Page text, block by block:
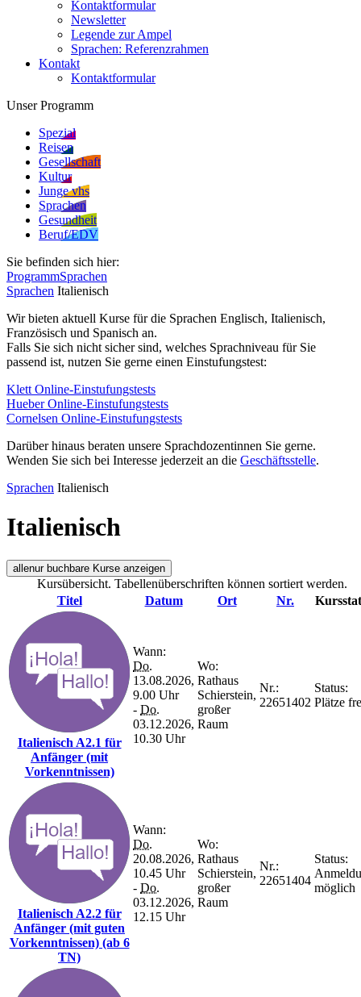
Kontaktformular
Newsletter
Legende zur Ampel
Sprachen: Referenzrahmen
Kontakt
Kontaktformular
Unser Programm
Spezial
Reisen
Gesellschaft
Kultur
Junge vhs
Sprachen
Gesundheit
Beruf/EDV
Sie befinden sich hier:
ProgrammSprachen
Sprachen Italienisch
Wir bieten aktuell Kurse für die Sprachen Englisch, Italienisch,
Französisch und Spanisch an.
Falls Sie sich nicht sicher sind, welches Sprachniveau für Sie
passend ist, nutzen Sie gerne einen Einstufungstest:
Klett Online-Einstufungstests
Hueber Online-Einstufungstests
Cornelsen Online-Einstufungstests
Darüber hinaus beraten unsere Sprachdozentinnen Sie gerne.
Wenden Sie sich bei Interesse jederzeit an die Geschäftsstelle.
Sprachen Italienisch
Italienisch
allenur buchbare Kurse anzeigen
Kursübersicht. Tabellenüberschriften können sortiert werden.
Titel
Datum Ort Nr.
Italienisch A2.1 für
Anfänger (mit
Vorkenntnissen)
Wann:
Do.
13.08.2026,
9.00 Uhr
- Do.
03.12.2026,
10.30 Uhr
Wo:
Rathaus
Schierstein,
großer
Raum
Nr.:
22651402
Status:
Plätze
Italienisch A2.2 für
Anfänger (mit guten
Vorkenntnissen) (ab 6
TN)
Wann:
Do.
20.08.2026,
10.45 Uhr
- Do.
03.12.2026,
12.15 Uhr
Wo:
Rathaus
Schierstein,
großer
Raum
Nr.:
22651404
Status:
möglich